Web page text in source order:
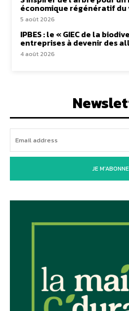
économique régénératif du
5 août 2026
IPBES : le « GIEC de la
entreprises à devenir des
4 août 2026
JE M'ABONNE